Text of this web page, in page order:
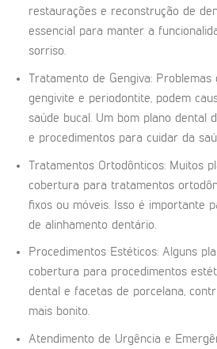
restaurações e reconstrução de
essencial para manter a
sorriso.
Tratamento de Gengiva: Problemas
gengivite e periodontite, podem
saúde bucal. Um bom plano dental
e procedimentos para cuidar da
Tratamentos Ortodônticos: Muitos
cobertura para tratamentos
fixos ou móveis. Isso é importante
de alinhamento dentário.
Procedimentos Estéticos: Alguns
cobertura para procedimentos
dental e facetas de porcelana,
mais bonito.
Atendimento de Urgência e